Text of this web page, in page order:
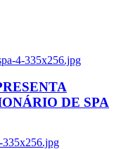
4-335x256.jpg
DE SPA
335x256.jpg